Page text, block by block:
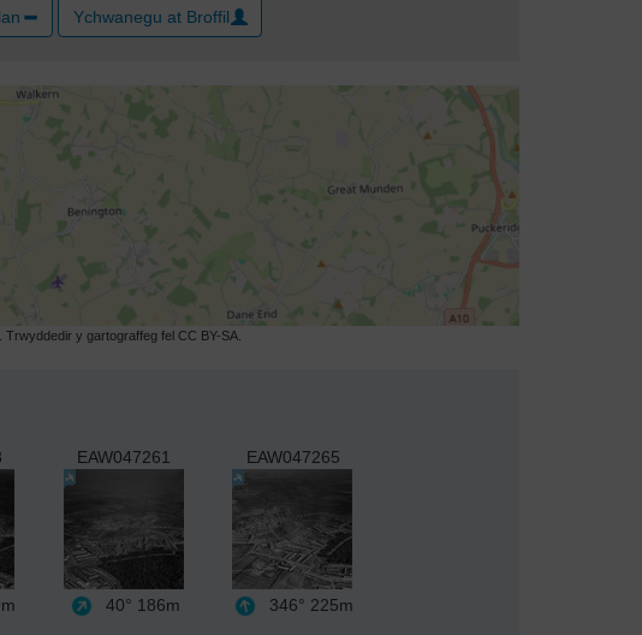
Ychwanegu at Broffil
y gartograffeg fel CC BY-SA.
EAW047261
40° 186m
EAW047265
346° 225m